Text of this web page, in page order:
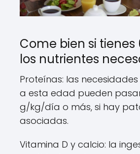
Come bien si tienes
los nutrientes
Proteínas: las
a esta edad pueden pasar
g/kg/día o más, si hay
asociadas.
Vitamina D y calcio: la